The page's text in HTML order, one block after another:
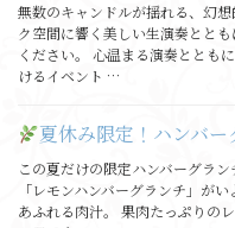
無数のキャンドルが揺れる、幻
ク空間に響く美しい生演奏とと
ください。 心温まる演奏ととも
けるイベント …
夏休み限定！ハンバ
この夏だけの限定ハンバーグラ
「レモンハンバーグランチ」が
あふれる肉汁。 果肉たっぷりの